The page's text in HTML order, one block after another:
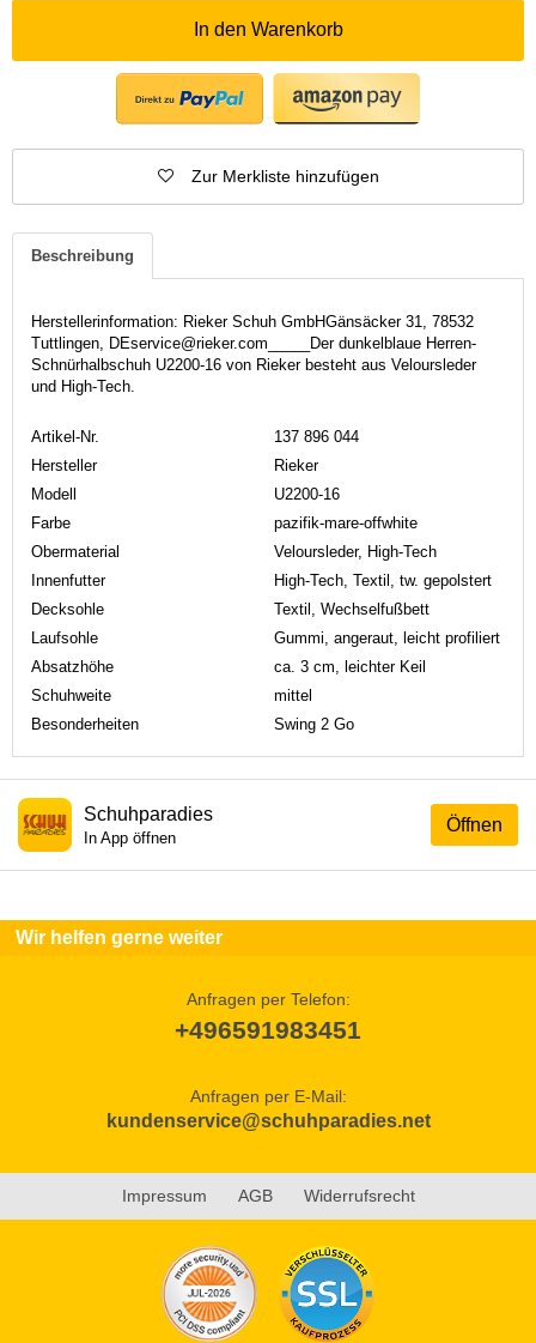
In den Warenkorb
Zur Merkliste hinzufügen
Beschreibung
Herstellerinformation: Rieker Schuh GmbHGänsäcker 31, 78532
Tuttlingen, DEservice@rieker.com_____Der dunkelblaue Herren-
Schnürhalbschuh U2200-16 von Rieker besteht aus Veloursleder
und High-Tech.
Artikel-Nr.
137 896 044
Hersteller
Rieker
Modell
U2200-16
Farbe
pazifik-mare-offwhite
Obermaterial
Veloursleder, High-Tech
Innenfutter
High-Tech, Textil, tw. gepolstert
Decksohle
Textil, Wechselfußbett
Laufsohle
Gummi, angeraut, leicht profiliert
Absatzhöhe
ca. 3 cm, leichter Keil
Schuhweite
mittel
Besonderheiten
Swing 2 Go
Öffnen
Schuhparadies
In App öffnen
Wir helfen gerne weiter
Anfragen per Telefon:
+496591983451
Anfragen per E-Mail:
kundenservice@schuhparadies.net
Impressum AGB Widerrufsrecht